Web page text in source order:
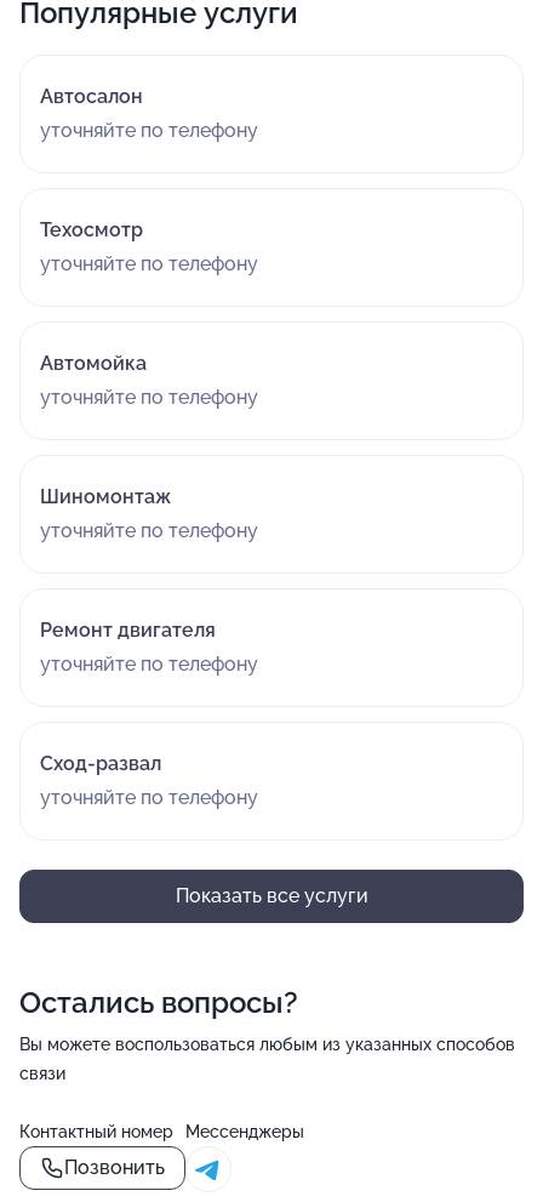
подтверждение установки оригинальных запчастей -
работы, сопоставимых с бывшими официалами,
качество работ крайне низкое. Персонал хамит.
Популярные услуги
Автосалон
уточняйте по телефону
Техосмотр
уточняйте по телефону
Автомойка
уточняйте по телефону
Шиномонтаж
уточняйте по телефону
Ремонт двигателя
уточняйте по телефону
Сход-развал
уточняйте по телефону
Показать все услуги
Остались вопросы?
Вы можете воспользоваться любым из указанных способов
связи
Контактный номер
Позвонить
Мессенджеры